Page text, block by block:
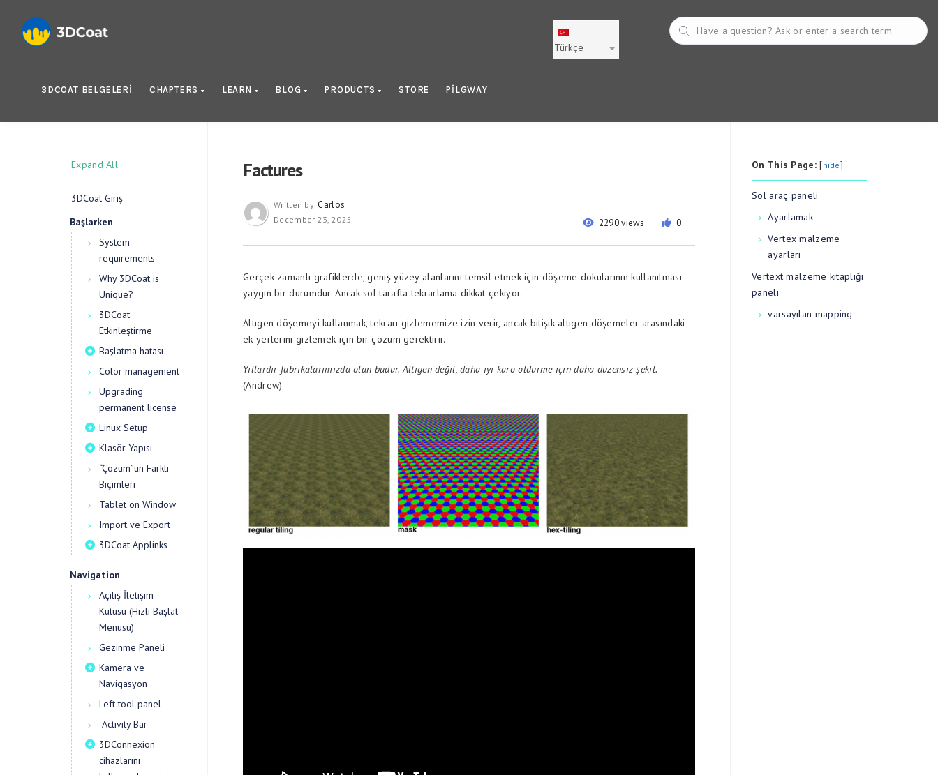
Türkçe
3DCOAT BELGELERI CHAPTERS LEARN BLOG PRODUCTS STORE PILGWAY
Expand All
3DCoat Giriş
Başlarken
System
requirements
Why 3DCoat is
Unique?
3DCoat
Etkinleştirme
Başlatma hatası
Color management
Upgrading
permanent license
Linux Setup
Klasör Yapısı
“Çözüm”ün Farklı
Biçimleri
Tablet on Window
Import ve Export
3DCoat Applinks
Navigation
Açılış İletişim
Kutusu (Hızlı Başlat
Menüsü)
Gezinme Paneli
Kamera ve
Navigasyon
Left tool panel
Activity Bar
3DConnexion
cihazlarını
Factures
2290 views 0
Written by Carlos
December 23, 2025
Gerçek zamanlı grafiklerde, geniş yüzey alanlarını temsil etmek için döşeme dokularının kullanılması
yaygın bir durumdur. Ancak sol tarafta tekrarlama dikkat çekiyor.
Altıgen döşemeyi kullanmak, tekrarı gizlememize izin verir, ancak bitişik altıgen döşemeler arasındaki
ek yerlerini gizlemek için bir çözüm gerektirir.
Yıllardır fabrikalarımızda olan budur. Altıgen değil, daha iyi karo öldürme için daha düzensiz şekil.
(Andrew)
On This Page:[hide]
Sol araç paneli
Ayarlamak
Vertex malzeme
ayarları
Vertext malzeme kitaplığı
paneli
varsayılan mapping